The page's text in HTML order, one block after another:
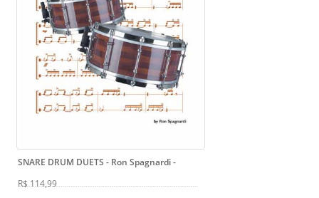
SNARE DRUM DUETS - Ron Spagnardi-
R$ 114,99